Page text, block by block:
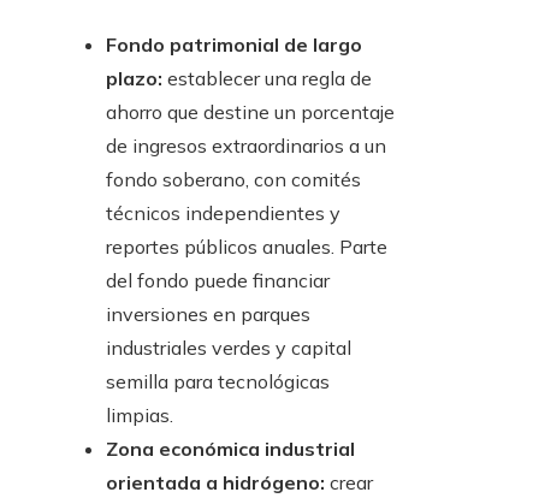
Fondo patrimonial de largo
plazo: establecer una regla de
ahorro que destine un porcentaje
de ingresos extraordinarios a un
fondo soberano, con comités
técnicos independientes y
reportes públicos anuales. Parte
del fondo puede financiar
inversiones en parques
industriales verdes y capital
semilla para tecnológicas
limpias.
Zona económica industrial
orientada a hidrógeno: crear